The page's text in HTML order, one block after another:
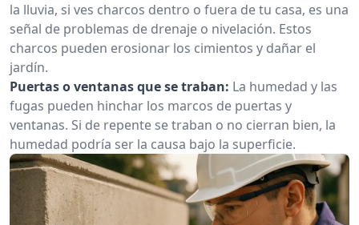
la lluvia, si ves charcos dentro o fuera de tu casa, es una
señal de problemas de drenaje o nivelación. Estos
charcos pueden erosionar los cimientos y dañar el
jardín.
Puertas o ventanas que se traban: La humedad y las
fugas pueden hinchar los marcos de puertas y
ventanas. Si de repente se traban o no cierran bien, la
humedad podría ser la causa bajo la superficie.